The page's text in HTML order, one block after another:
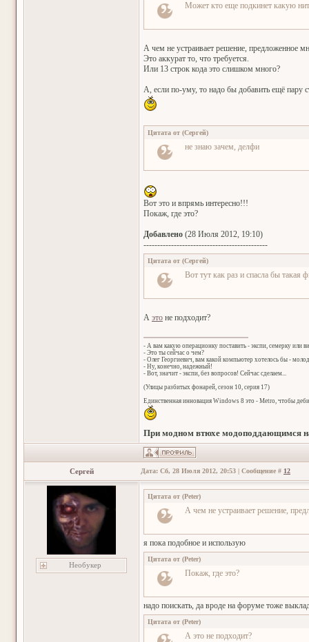
Может кто еще подкинет какую
А чем не устраивает решение, предложенное
Это аккурат то, что требуется.
Или 13 строк кода это слишком много?
А, если по-уму, то надо бы добавить ещё пару
Цитата от (Сергей)
не знаю зачем, делфи
Вот это и впрямь интересно!!!
Покаж, где это?
Добавлено (28 Июля 2012, 19:10)
---------------------------------------------
Цитата от (Сергей)
Вот тут как раз и спасла бы такая
А это не подходит?
- А вам какую операционку поставить - экспи, семерку или
- Это ты сейчас о чем?
- Олег Георгиевич, вам какой компьютер хотелось бы -
- Ну, конечно, надежный!
- Вот, значит - экспи, без вопросов! Сейчас сделаем...
(Улицы разбитых фонарей, сезон 10, серия 17)
Единственная инновация Windows 8 это - Metro, чтобы
При модном втюхе модоподдающимся
Сергей Дата: Сб, 28 Июля 2012, 20:53 | Сообщение # 12
Необукер
Цитата от (Peter)
А чем не устраивает решение,
я пока подобное и использую
Цитата от (Peter)
Покаж, где это?
надо поискать, да вроде на форуме тоже
Цитата от (Peter)
А это не подходит?